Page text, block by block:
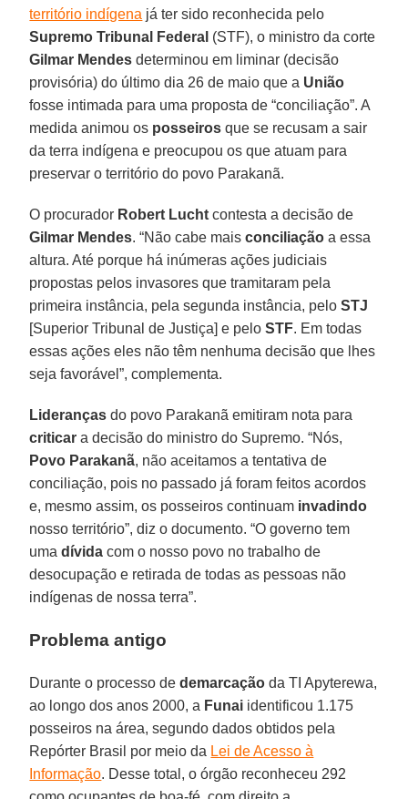
território indígena já ter sido reconhecida pelo
Supremo Tribunal Federal (STF), o ministro da corte
Gilmar Mendes determinou em liminar (decisão
provisória) do último dia 26 de maio que a União
fosse intimada para uma proposta de “conciliação”. A
medida animou os posseiros que se recusam a sair
da terra indígena e preocupou os que atuam para
preservar o território do povo Parakanã.
O procurador Robert Lucht contesta a decisão de
Gilmar Mendes. “Não cabe maisconciliação a essa
altura. Até porque há inúmeras ações judiciais
propostas pelos invasores que tramitaram pela
primeira instância, pela segunda instância, peloSTJ
[Superior Tribunal de Justiça] e peloSTF. Em todas
essas ações eles não têm nenhuma decisão que lhes
seja favorável”, complementa.
Lideranças do povo Parakanã emitiram nota para
criticar a decisão do ministro do Supremo. “Nós,
Povo Parakanã, não aceitamos a tentativa de
conciliação, pois no passado já foram feitos acordos
e, mesmo assim, os posseiros continuam invadindo
nosso território”, diz o documento. “O governo tem
umadívida com o nosso povo no trabalho de
desocupação e retirada de todas as pessoas não
indígenas de nossa terra”.
Problema antigo
Durante o processo de demarcação da TI Apyterewa,
ao longo dos anos 2000, a Funai identificou 1.175
posseiros na área, segundo dados obtidos pela
Repórter Brasil por meio da Lei de Acesso à
Informação. Desse total, o órgão reconheceu 292